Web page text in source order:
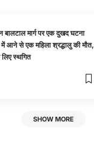
बालटाल मार्ग पर एक दुखद घटना
आने से एक महिला श्रद्धालु की मौत,
स्थगित
SHOW MORE